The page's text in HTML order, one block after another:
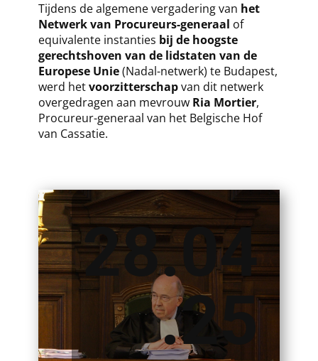
​​Tijdens de algemene vergadering van het
Netwerk van Procureurs-generaal of
equivalente instanties bij de hoogste
gerechtshoven van de lidstaten van de
Europese Unie(Nadal-netwerk) te Budapest,
werd hetvoorzitterschapvan dit netwerk
overgedragen aan mevrouw Ria Mortier,
Procureur-generaal van het Belgische Hof
van Cassatie.
28.04
.25